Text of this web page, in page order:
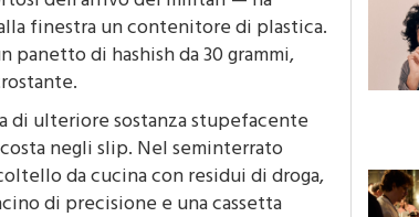
dell’arrivo dei militari — ha
finestra un contenitore di plastica.
di hashish da 30 grammi,
di ulteriore sostanza stupefacente
negli slip. Nel seminterrato
da cucina con residui di droga,